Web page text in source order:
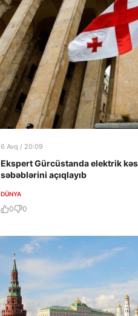
6 Avq / 20:09
Ekspert Gürcüstanda elektrik
səbəblərini açıqlayıb
DÜNYA
0 0